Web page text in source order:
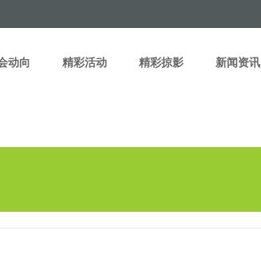
动向 精彩活动 精彩掠影 新闻资讯